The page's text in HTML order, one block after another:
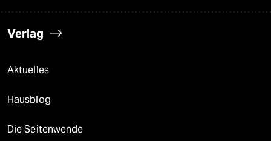
Verlag
Aktuelles
Hausblog
Die Seitenwende